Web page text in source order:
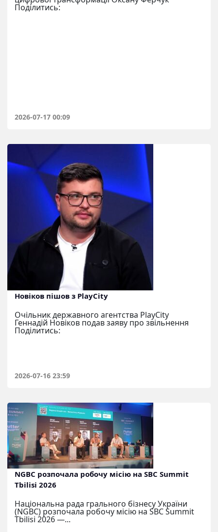
Поділитись:
2026-07-17 00:09
Новіков пішов з PlayCity
Очільник державного агентства PlayCity
Геннадій Новіков подав заяву про звільнення
Поділитись:
2026-07-16 23:59
NGBC розпочала робочу місію на SBC Summit
Tbilisi 2026
Національна рада грального бізнесу України
(NGBC) розпочала робочу місію на SBC Summit
Tbilisi 2026 —...